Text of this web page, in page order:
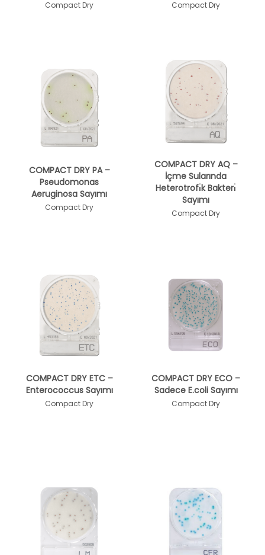
Compact Dry Compact Dry
COMPACT DRY PA –
Pseudomonas
Aeruginosa Sayımı
Compact Dry
COMPACT DRY AQ –
İçme Sularında
Heterotrofı̇k Bakterı̇
Sayımı
Compact Dry
COMPACT DRY ETC –
Enterococcus Sayımı
Compact Dry
COMPACT DRY ECO –
Sadece E.coli Sayımı
Compact Dry